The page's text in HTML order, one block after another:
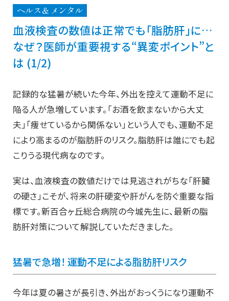
ヘルス＆メンタル
血液検査の数値は正常でも「脂肪肝」に…
なぜ？医師が重要視する“異変ポイント”と
は (1/2)
記録的な猛暑が続いた今年、外出を控えて運動不足に
陥る人が急増しています。「お酒を飲まないから大丈
夫」「痩せているから関係ない」という人でも、運動不足
により高まるのが脂肪肝のリスク。脂肪肝は誰にでも起
こりうる現代病なのです。
実は、血液検査の数値だけでは見逃されがちな「肝臓
の硬さ」こそが、将来の肝硬変や肝がんを防ぐ重要な指
標です。新百合ヶ丘総合病院の今城先生に、最新の脂
肪肝対策について解説していただきました。
猛暑で急増！ 運動不足による脂肪肝リスク
今年は夏の暑さが長引き、外出がおっくうになり運動不